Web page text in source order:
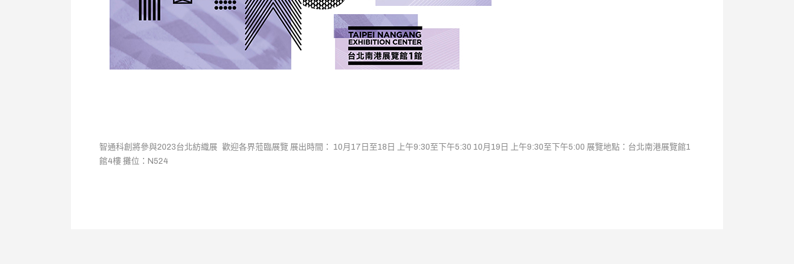
智通科創將參與2023台北紡織展 歡迎各界蒞臨展覽 展出時間： 10月17日至18日 上午9:30至下午5:30 10月19日 上午9:30至下午5:00 展覽地點：台北南港展覽館1
館4樓 攤位：N524